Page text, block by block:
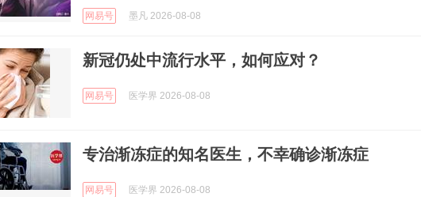
网易号 墨凡 2026-08-08
新冠仍处中流行水平，如何应对？
网易号 医学界 2026-08-08
专治渐冻症的知名医生，不幸确诊渐冻症
网易号 医学界 2026-08-08